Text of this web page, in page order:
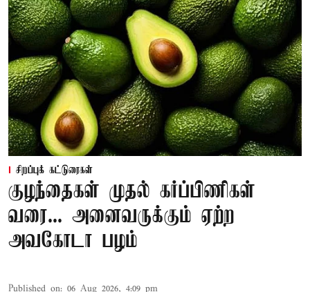
சிறப்புக் கட்டுரைகள்
குழந்தைகள் முதல் கர்ப்பிணிகள்
வரை... அனைவருக்கும் ஏற்ற
அவகோடா பழம்
Published on: 06 Aug 2026, 4:09 pm